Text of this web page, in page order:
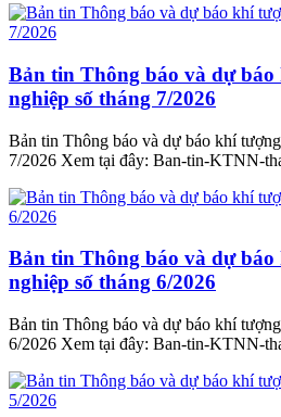
Bản tin Thông báo và dự
nghiệp số tháng 7/2026
Bản tin Thông báo và dự báo khí
7/2026 Xem tại đây: Ban-tin-KTNN-
Bản tin Thông báo và dự
nghiệp số tháng 6/2026
Bản tin Thông báo và dự báo khí
6/2026 Xem tại đây: Ban-tin-KTNN-